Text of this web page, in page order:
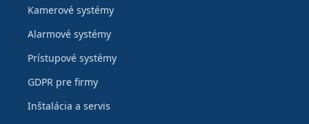
Kamerové systémy
Alarmové systémy
Prístupové systémy
GDPR pre firmy
Inštalácia a servis